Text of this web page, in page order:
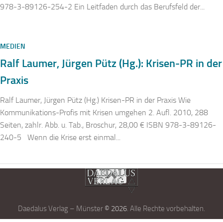
978-3-89126-254-2 Ein Leitfaden durch das Berufsfeld der...
MEDIEN
Ralf Laumer, Jürgen Pütz (Hg.): Krisen-PR in der
Praxis
Ralf Laumer, Jürgen Pütz (Hg.) Krisen-PR in der Praxis Wie
Kommunikations-Profis mit Krisen umgehen 2. Aufl. 2010, 288
Seiten, zahlr. Abb. u. Tab., Broschur, 28,00 € ISBN 978-3-89126-
240-5 Wenn die Krise erst einmal...
Daedalus Verlag – Münster © 2026 . Alle Rechte vorbehalten.